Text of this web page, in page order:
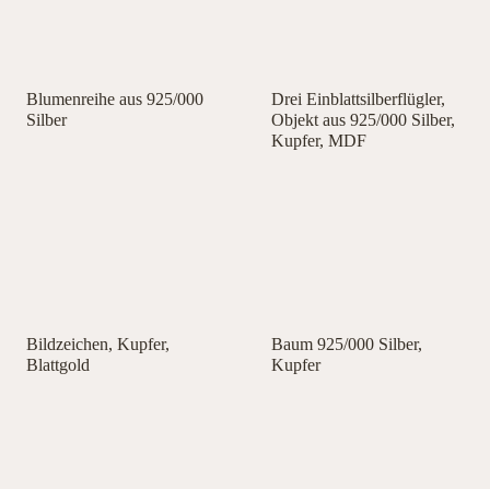
Blumenreihe aus 925/000
Silber
Drei Einblattsilberflügler,
Objekt aus 925/000 Silber,
Kupfer, MDF
Bildzeichen, Kupfer,
Blattgold
Baum 925/000 Silber,
Kupfer